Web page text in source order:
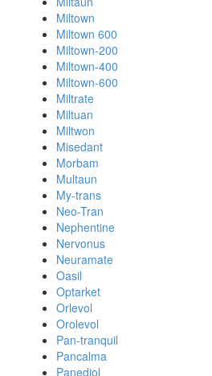
Miltown
Miltown 600
Miltown-200
Miltown-400
Miltown-600
Miltrate
Miltuan
Miltwon
Misedant
Morbam
Multaun
My-trans
Neo-Tran
Nephentine
Nervonus
Neuramate
Oasil
Optarket
Orlevol
Orolevol
Pan-tranquil
Pancalma
Panediol